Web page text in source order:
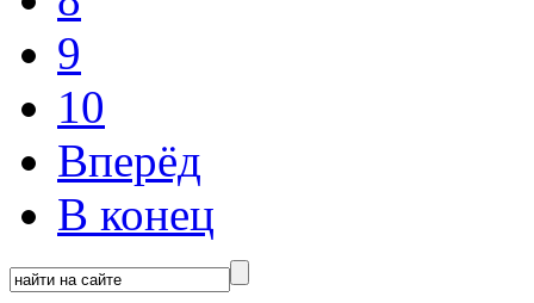
9
10
Вперёд
В конец